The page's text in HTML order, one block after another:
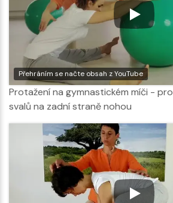
Přehráním se načte obsah z YouTube
Protažení na gymnastickém míči -
svalů na zadní straně nohou